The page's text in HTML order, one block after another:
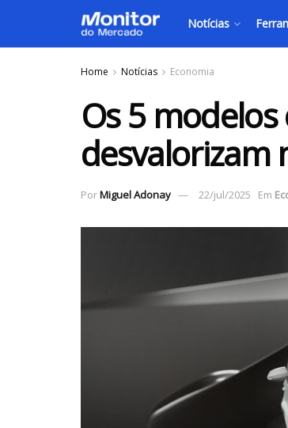
Notícias
Home Notícias Economia
Os 5
desvalorizam
PorMiguel Adonay 22/jul/2025 Em